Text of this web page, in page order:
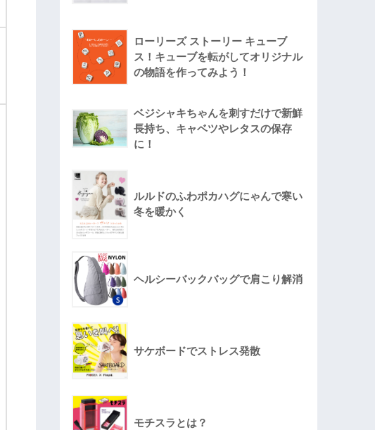
ローリーズ ストーリー キューブ
ス！キューブを転がしてオリジナル
の物語を作ってみよう！
ベジシャキちゃんを刺すだけで新鮮
長持ち、キャベツやレタスの保存
に！
ルルドのふわポカハグにゃんで寒い
冬を暖かく
ヘルシーバックバッグで肩こり解消
サケボードでストレス発散
モチスラとは？